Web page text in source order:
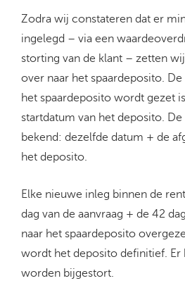
Zodra wij constateren dat er
ingelegd – via een
storting van de klant – zetten
over naar het spaardeposito.
het spaardeposito wordt gezet
startdatum van het deposito.
bekend: dezelfde datum + de
het deposito.
Elke nieuwe inleg binnen de
dag van de aanvraag + de 42
naar het spaardeposito
wordt het deposito definitief. Er
worden bijgestort.